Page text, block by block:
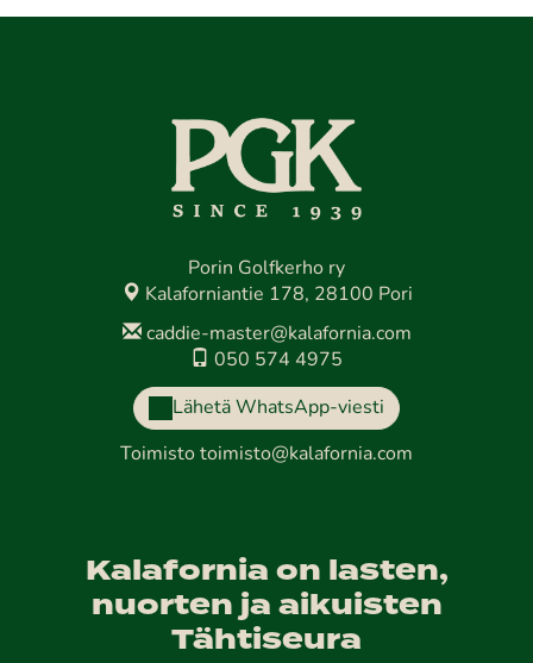
Porin Golfkerho ry
Kalaforniantie 178, 28100 Pori
caddie-master@kalafornia.com
050 574 4975
Lähetä WhatsApp-viesti
Toimisto toimisto@kalafornia.com
Kalafornia on lasten,
nuorten ja aikuisten
Tähtiseura